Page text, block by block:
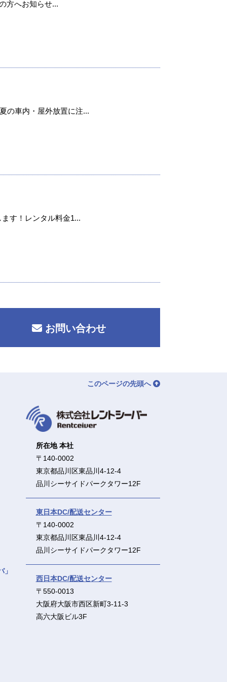
方へお知らせ...
の車内・屋外放置に注...
す！レンタル料金1...
お問い合わせ
このページの先頭へ
所在地 本社
〒140-0002
東京都品川区東品川4-12-4
品川シーサイドパークタワー12F
東日本DC/配送センター
〒140-0002
東京都品川区東品川4-12-4
品川シーサイドパークタワー12F
西日本DC/配送センター
〒550-0013
大阪府大阪市西区新町3-11-3
高六大阪ビル3F